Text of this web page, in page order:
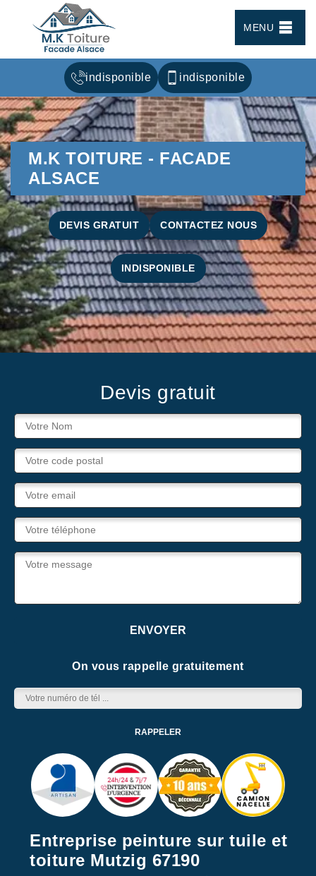
MENU
indisponible indisponible
M.K TOITURE - FACADE
ALSACE
DEVIS GRATUIT CONTACTEZ NOUS
INDISPONIBLE
Devis gratuit
On vous rappelle gratuitement
Entreprise peinture sur tuile et
toiture Mutzig 67190